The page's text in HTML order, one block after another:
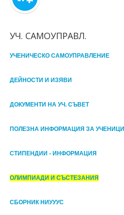
УЧ. САМОУПРАВЛ.
УЧЕНИЧЕСКО САМОУПРАВЛЕНИЕ
ДЕЙНОСТИ И ИЗЯВИ
ДОКУМЕНТИ НА УЧ. СЪВЕТ
ПОЛЕЗНА ИНФОРМАЦИЯ ЗА УЧЕНИЦИ
СТИПЕНДИИ - ИНФОРМАЦИЯ
ОЛИМПИАДИ И СЪСТЕЗАНИЯ
СБОРНИК НИУУУС